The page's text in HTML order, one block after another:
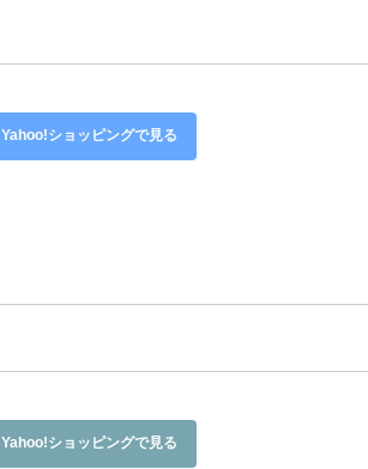
Yahoo!ショッピングで見る
Yahoo!ショッピングで見る